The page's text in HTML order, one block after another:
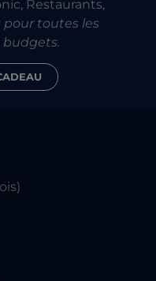
Restaurants,
pour toutes les
budgets.